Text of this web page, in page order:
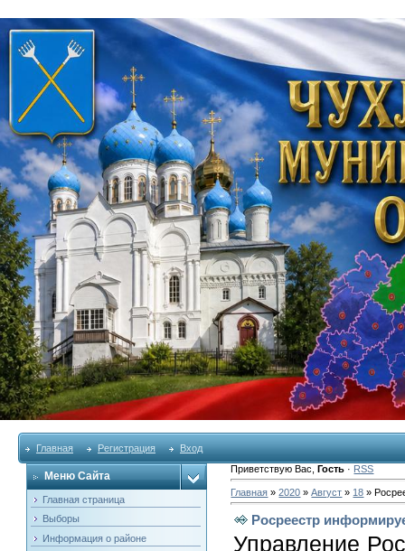
Главная Регистрация Вход
Меню Сайта
Главная страница
Выборы
Информация о районе
Приветствую Вас ,Гость · RSS
Главная »2020 » Август » 18 »
Росреестр
Управление